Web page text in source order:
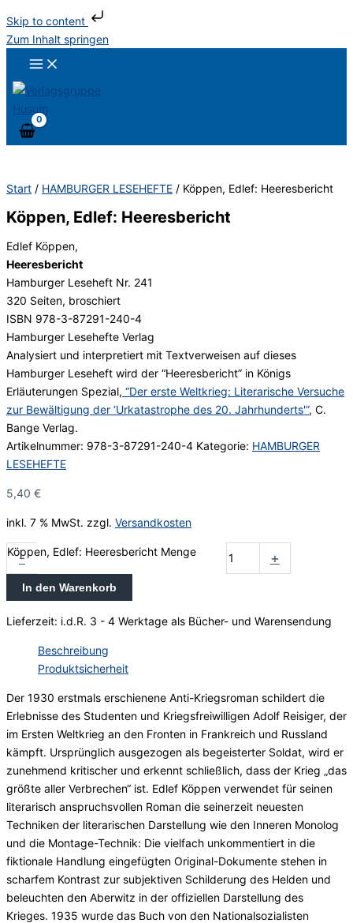
Skip to content
Zum Inhalt springen
Start / HAMBURGER LESEHEFTE / Köppen, Edlef: Heeresbericht
Köppen, Edlef: Heeresbericht
Edlef Köppen,
Heeresbericht
Hamburger Leseheft Nr. 241
320 Seiten, broschiert
ISBN 978-3-87291-240-4
Hamburger Lesehefte Verlag
Analysiert und interpretiert mit Textverweisen auf dieses
Hamburger Leseheft wird der “Heeresbericht” in Königs
Erläuterungen Spezial, “Der erste Weltkrieg: Literarische Versuche
zur Bewältigung der ‘Urkatastrophe des 20. Jahrhunderts'”, C.
Bange Verlag.
Artikelnummer: 978-3-87291-240-4 Kategorie: HAMBURGER
LESEHEFTE
5,40 €
inkl. 7 % MwSt. zzgl. Versandkosten
-
Köppen, Edlef: Heeresbericht Menge +
In den Warenkorb
Lieferzeit: i.d.R. 3 - 4 Werktage als Bücher- und Warensendung
Beschreibung
Produktsicherheit
Der 1930 erstmals erschienene Anti-Kriegsroman schildert die
Erlebnisse des Studenten und Kriegsfreiwilligen Adolf Reisiger, der
im Ersten Weltkrieg an den Fronten in Frankreich und Russland
kämpft. Ursprünglich ausgezogen als begeisterter Soldat, wird er
zunehmend kritischer und erkennt schließlich, dass der Krieg „das
größte aller Verbrechen“ ist. Edlef Köppen verwendet für seinen
literarisch anspruchsvollen Roman die seinerzeit neuesten
Techniken der literarischen Darstellung wie den Inneren Monolog
und die Montage-Technik: Die vielfach unkommentiert in die
fiktionale Handlung eingefügten Original-Dokumente stehen in
scharfem Kontrast zur subjektiven Schilderung des Helden und
beleuchten den Aberwitz in der offiziellen Darstellung des
Krieges. 1935 wurde das Buch von den Nationalsozialisten